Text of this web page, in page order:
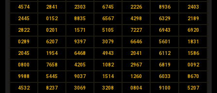
4574 2841 2303 6745 2226 8936 2403
2445 0152 8835 6567 4298 6329 2189
2822 0201 1571 5105 7227 6943 6920
0289 6207 9397 3079 6646 5601 1831
2045 1954 6468 4943 2041 6112 1586
0800 7658 4205 1082 2967 6819 0092
9988 5445 9037 1514 1260 6033 8670
4532 8237 3069 3208 0804 9100 5207